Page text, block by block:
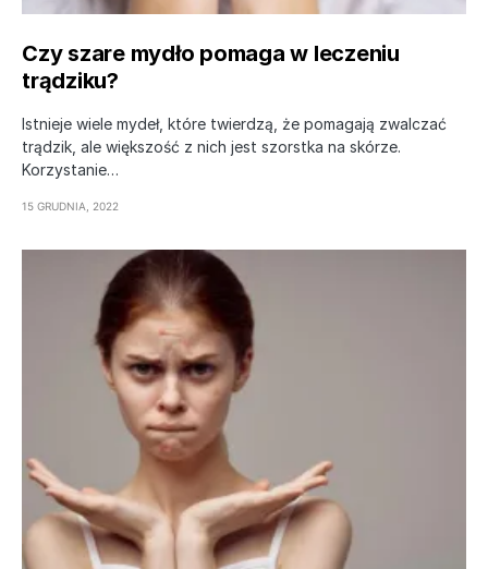
Czy szare mydło pomaga w leczeniu
trądziku?
Istnieje wiele mydeł, które twierdzą, że pomagają zwalczać
trądzik, ale większość z nich jest szorstka na skórze.
Korzystanie…
15 GRUDNIA, 2022